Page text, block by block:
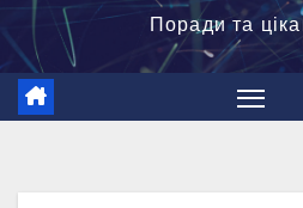
Поради та